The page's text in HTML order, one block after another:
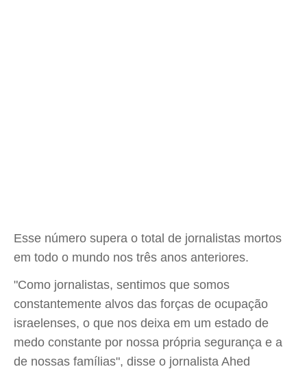
Esse número supera o total de jornalistas mortos
em todo o mundo nos três anos anteriores.
"Como jornalistas, sentimos que somos
constantemente alvos das forças de ocupação
israelenses, o que nos deixa em um estado de
medo constante por nossa própria segurança e a
de nossas famílias", disse o jornalista Ahed